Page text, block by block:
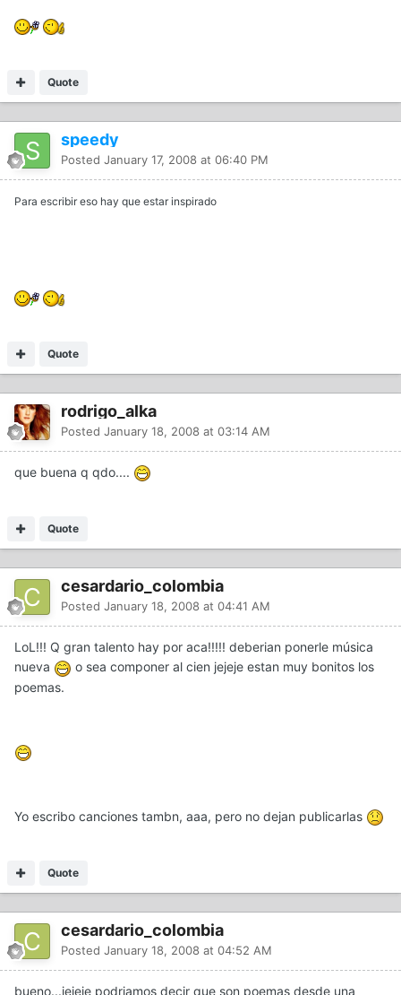
Quote
speedy
Posted January 17, 2008 at 06:40 PM
Para escribir eso hay que estar inspirado
Quote
rodrigo_alka
Posted January 18, 2008 at 03:14 AM
que buena q qdo....
Quote
cesardario_colombia
Posted January 18, 2008 at 04:41 AM
LoL!!! Q gran talento hay por aca!!!!! deberian ponerle música
nueva
o sea componer al cien jejeje estan muy bonitos los
poemas.
Yo escribo canciones tambn, aaa, pero no dejan publicarlas
Quote
cesardario_colombia
Posted January 18, 2008 at 04:52 AM
bueno...jejeje podriamos decir que son poemas desde una